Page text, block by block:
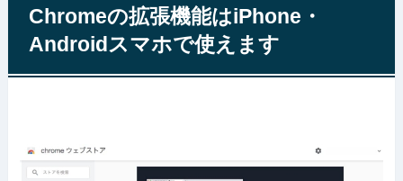
Chromeの拡張機能はiPhone・
Androidスマホで使えます